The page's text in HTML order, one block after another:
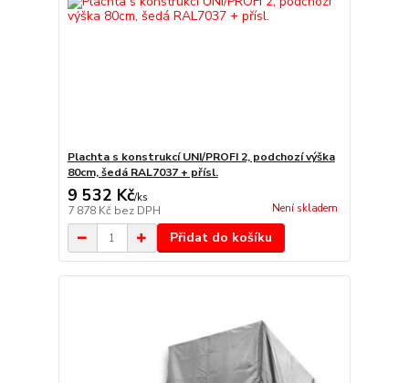
Plachta s konstrukcí UNI/PROFI 2, podchozí výška
80cm, šedá RAL7037 + přísl.
9 532 Kč/ks
7 878 Kč bez DPH Není skladem
Přidat do košíku